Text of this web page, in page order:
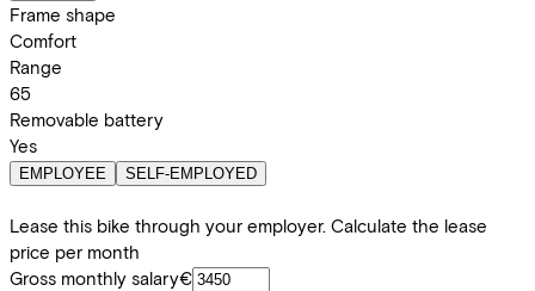
Frame shape
Comfort
Range
65
Removable battery
Yes
EMPLOYEE SELF-EMPLOYED
Lease this bike through your employer. Calculate the lease
price per month
Gross monthly salary€